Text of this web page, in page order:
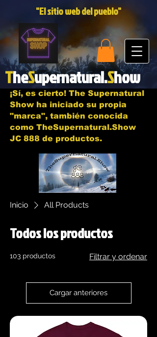
TheSupernatural.Show
"El sitio web del pueblo"
¡Sí, es cierto! The Supernatural
Show ha iniciado su propia
"marca", también conocida
como TheSupernatural.Show
JC 888 de productos.
Inicio All Products
Todos los productos
103 productos Filtrar y ordenar
Cargar anteriores